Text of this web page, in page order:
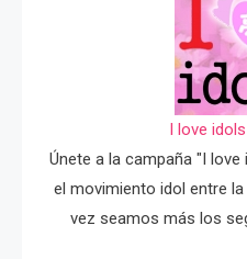
I love
Únete a la campaña "I
el movimiento idol entre
vez seamos más los